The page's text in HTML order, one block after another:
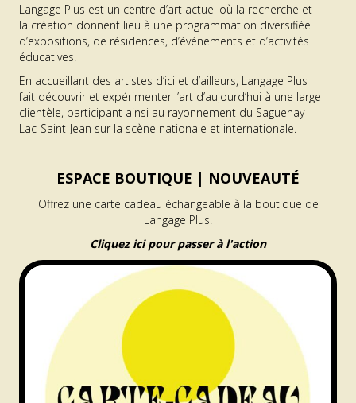
Langage Plus est un centre d’art actuel où la recherche et
la création donnent lieu à une programmation diversifiée
d’expositions, de résidences, d’événements et d’activités
éducatives.
En accueillant des artistes d’ici et d’ailleurs, Langage Plus
fait découvrir et expérimenter l’art d’aujourd’hui à une large
clientèle, participant ainsi au rayonnement du Saguenay–
Lac-Saint-Jean sur la scène nationale et internationale.
ESPACE BOUTIQUE | NOUVEAUTÉ
Offrez une carte cadeau échangeable à la boutique de
Langage Plus!
Cliquez ici pour passer à l'action